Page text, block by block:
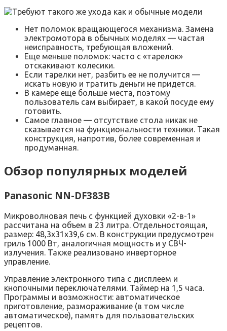
Нет поломок вращающегося механизма. Замена
электромотора в обычных моделях — частая
неисправность, требующая вложений.
Еще меньше поломок: часто с «тарелок»
отскакивают колесики.
Если тарелки нет, разбить ее не получится —
искать новую и тратить деньги не придется.
В камере еще больше места, поэтому
пользователь сам выбирает, в какой посуде ему
готовить.
Самое главное — отсутствие стола никак не
сказывается на функциональности техники. Такая
конструкция, напротив, более современная и
продуманная.
Обзор популярных моделей
Panasonic NN-DF383B
Микроволновая печь с функцией духовки «2-в-1»
рассчитана на объем в 23 литра. Отдельностоящая,
размер: 48,3х31х39,6 см. В конструкции предусмотрен
гриль 1000 Вт, аналогичная мощность и у СВЧ-
излучения. Также реализовано инверторное
управление.
Управление электронного типа с дисплеем и
кнопочными переключателями. Таймер на 1,5 часа.
Программы и возможности: автоматическое
приготовление, размораживание (в том числе
автоматическое), память для пользовательских
рецептов.